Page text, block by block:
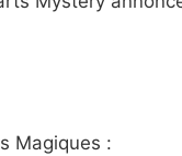
Magiques :